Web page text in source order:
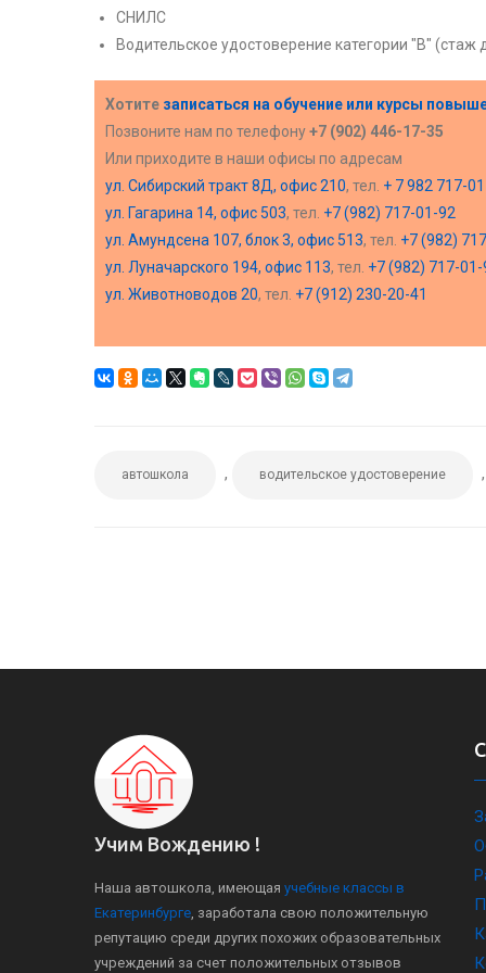
СНИЛС
Водительское удостоверение категории "В"
Хотите записаться на обучение или курсы
Позвоните нам по телефону+7 (902) 446-17-35
Или приходите в наши офисы по адресам
ул. Сибирский тракт 8Д, офис 210, тел. + 7 982 717-
ул. Гагарина 14, офис 503, тел. +7 (982) 717-01-92
ул. Амундсена 107, блок 3, офис 513, тел. +7 (982)
ул. Луначарского 194, офис 113, тел. +7 (982) 717-01-
ул. Животноводов 20, тел. +7 (912) 230-20-41
автошкола , водительское удостоверение
Учим Вождению !
Наша автошкола, имеющая учебные классы в
Екатеринбурге , заработала свою положительную
репутацию среди других похожих образовательных
учреждений за счет положительных отзывов